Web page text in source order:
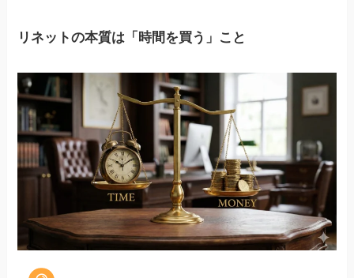
リネットの本質は「時間を買う」こと